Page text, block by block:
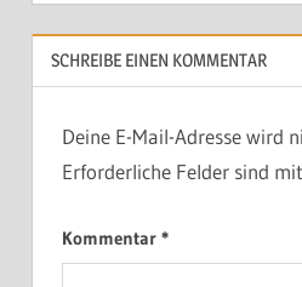
SCHREIBE EINEN KOMMENTAR
Deine E-Mail-Adresse wird
Erforderliche Felder sind mit
Kommentar *